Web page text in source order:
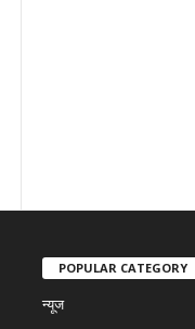
POPULAR CATEGORY
न्यूज